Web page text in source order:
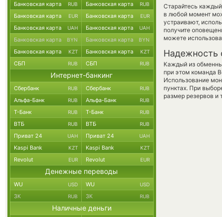
Старайтесь
в любой момент
устраивают,
получите
можете
Надежность
Каждый из
при этом команда
Использование
пунктах. При
размер резервов и
Банковская карта RUB Банковская карта RUB
Банковская карта EUR Банковская карта EUR
Банковская карта UAH Банковская карта UAH
Банковская карта BYN Банковская карта BYN
Банковская карта KZT Банковская карта KZT
СБП RUB СБП RUB
Интернет-банкинг
Сбербанк RUB Сбербанк RUB
Альфа-Банк RUB Альфа-Банк RUB
Т-Банк RUB Т-Банк RUB
ВТБ RUB ВТБ RUB
Приват 24 UAH Приват 24 UAH
Kaspi Bank KZT Kaspi Bank KZT
Revolut EUR Revolut EUR
Денежные переводы
WU USD WU USD
ЗК RUB ЗК RUB
Наличные деньги